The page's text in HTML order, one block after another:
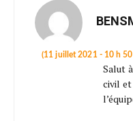
(11 juillet 2021 - 10 h
Salut
civil et